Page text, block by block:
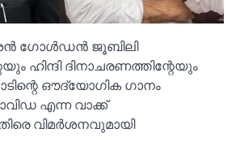
ഗോള്‍ഡന്‍ ജൂബിലി
ഹിന്ദി ദിനാചരണത്തിന്റേയും
ഔദ്യോഗിക ഗാനം
എന്ന വാക്ക്
വിമര്‍ശനവുമായി